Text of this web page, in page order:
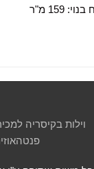
בנוי: 159 מ"ר
וילות בקיסריה